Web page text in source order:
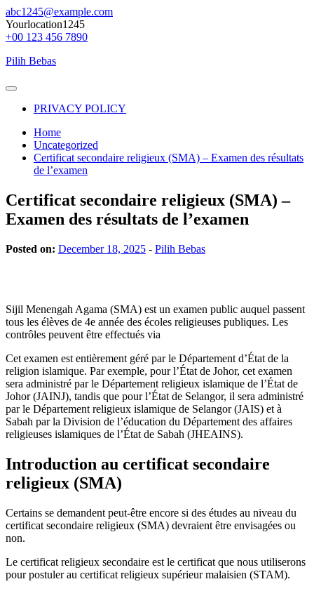
Skip
to
content
abc1245@example.com
Yourlocation1245
+00 123 456 7890
Pilih Bebas
Primary
PRIVACY POLICY
Home
Uncategorized
Certificat secondaire religieux (SMA) – Examen des résultats
de l’examen
Certificat secondaire religieux (SMA) –
Examen des résultats de l’examen
Posted on: December 18, 2025 - Pilih Bebas
Sijil Menengah Agama (SMA) est un examen public auquel passent
tous les élèves de 4e année des écoles religieuses publiques. Les
contrôles peuvent être effectués via
Cet examen est entièrement géré par le Département d’État de la
religion islamique. Par exemple, pour l’État de Johor, cet examen
sera administré par le Département religieux islamique de l’État de
Johor (JAINJ), tandis que pour l’État de Selangor, il sera administré
par le Département religieux islamique de Selangor (JAIS) et à
Sabah par la Division de l’éducation du Département des affaires
religieuses islamiques de l’État de Sabah (JHEAINS).
Introduction au certificat secondaire
religieux (SMA)
Certains se demandent peut-être encore si des études au niveau du
certificat secondaire religieux (SMA) devraient être envisagées ou
non.
Le certificat religieux secondaire est le certificat que nous utiliserons
pour postuler au certificat religieux supérieur malaisien (STAM).